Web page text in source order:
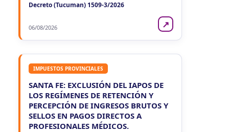
Decreto (Tucuman) 1509-3/2026
06/08/2026 ↗
IMPUESTOS PROVINCIALES
SANTA FE: EXCLUSIÓN DEL IAPOS DE
LOS REGÍMENES DE RETENCIÓN Y
PERCEPCIÓN DE INGRESOS BRUTOS Y
SELLOS EN PAGOS DIRECTOS A
PROFESIONALES MÉDICOS.